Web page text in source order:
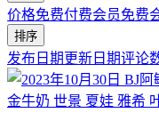
价格免费付费会员免费
排序
发布日期 更新日期评论